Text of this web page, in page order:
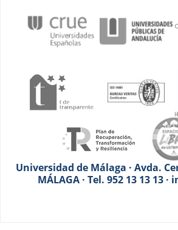
Universidad de Málaga · Avda.
MÁLAGA · Tel. 952 13 13 13 ·